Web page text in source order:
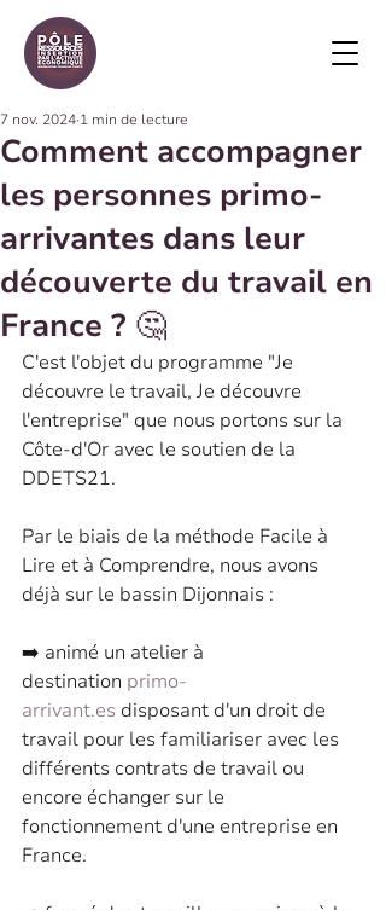
Comment accompagner
les personnes primo-
arrivantes dans leur
découverte du travail en
France ? 🤔
7 nov. 2024 1 min de lecture
C'est l'objet du programme "Je
découvre le travail, Je découvre
l'entreprise" que nous portons sur la
Côte-d'Or avec le soutien de la
DDETS21.
Par le biais de la méthode Facile à
Lire et à Comprendre, nous avons
déjà sur le bassin Dijonnais :
➡️ animé un atelier à
destination primo-
arrivant.es disposant d'un droit de
travail pour les familiariser avec les
différents contrats de travail ou
encore échanger sur le
fonctionnement d'une entreprise en
France.